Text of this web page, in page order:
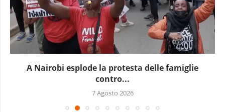
A Nairobi esplode la protesta delle famiglie
contro...
7 Agosto 2026